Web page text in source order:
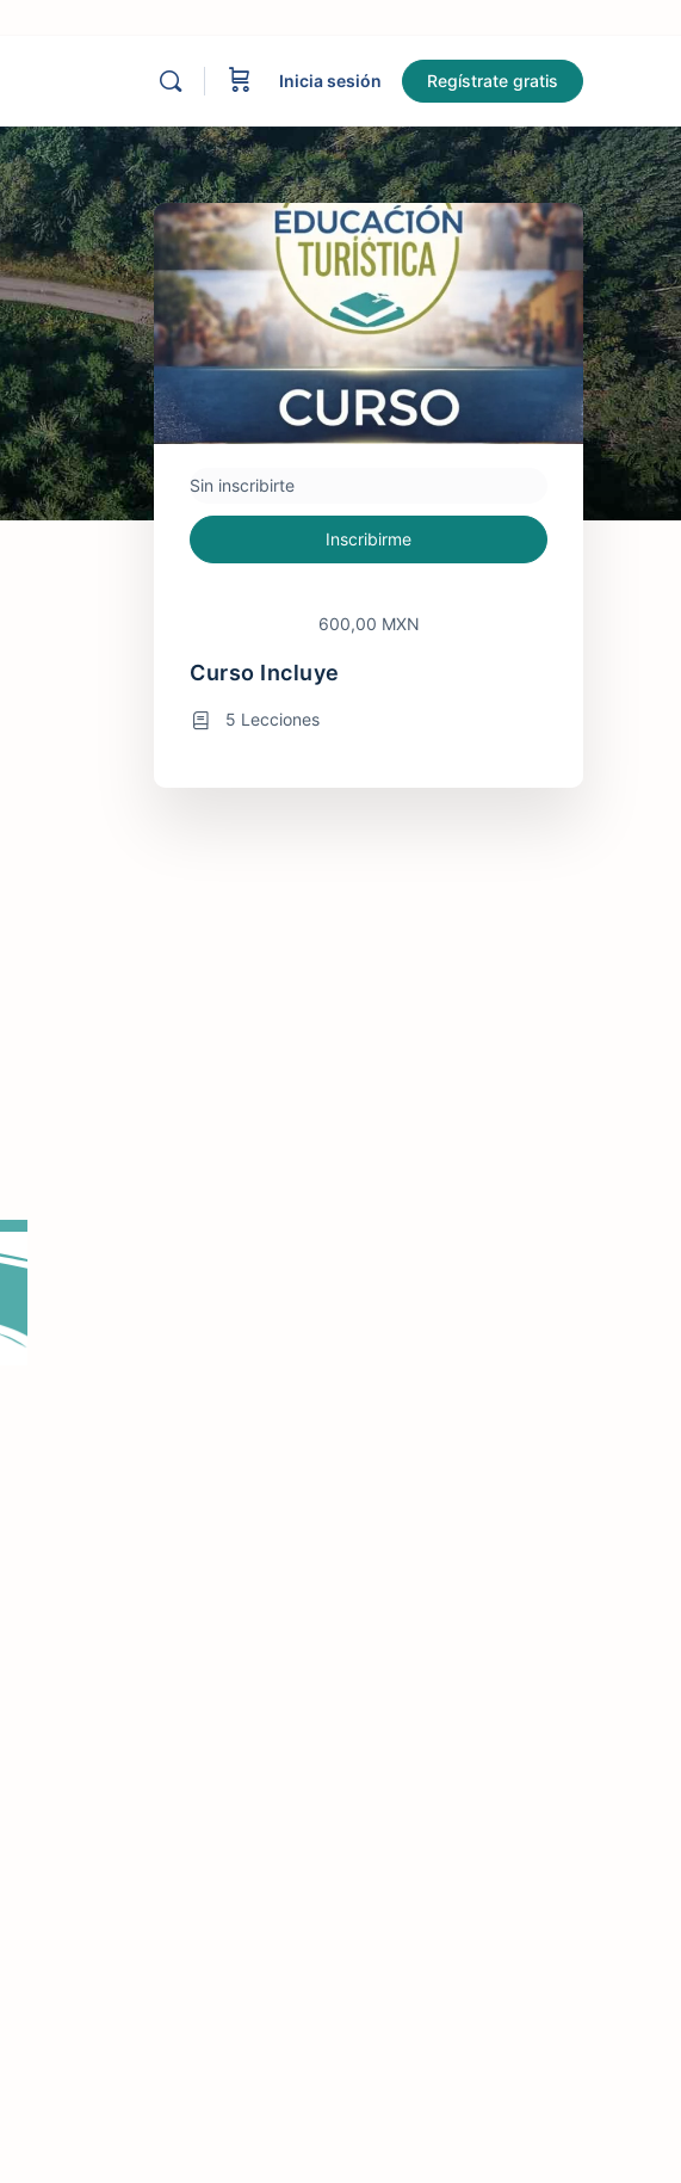
Inicia sesión Regístrate gratis
Sin inscribirte
Inscribirme
600,00 MXN
Curso Incluye
5 Lecciones